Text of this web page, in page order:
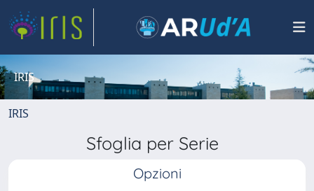
IRIS
IRIS
Sfoglia per Serie
Opzioni